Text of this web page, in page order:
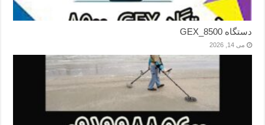
دستگاه GEX_8500
می 14, 2026